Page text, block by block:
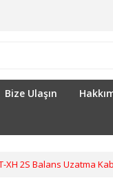
Bize Ulaşın
XH 2S Balans Uzatma